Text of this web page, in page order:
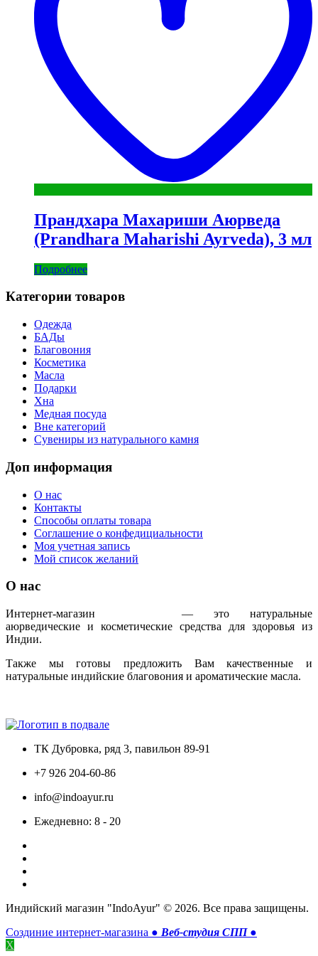
Прандхара Махариши Аюрведа
(Prandhara Maharishi Ayrveda), 3 мл
Подробнее
Категории товаров
Одежда
БАДы
Благовония
Косметика
Масла
Подарки
Хна
Медная посуда
Вне категорий
Сувениры из натурального камня
Доп информация
О нас
Контакты
Способы оплаты товара
Соглашение о конфедициальности
Моя учетная запись
Мой список желаний
О нас
Интернет-магазин
— это натуральные
аюрведические и косметические средства для здоровья из
Индии.
Также мы готовы предложить Вам качественные и
натуральные индийские благовония и ароматические масла.
ТК Дубровка, ряд 3, павильон 89-91
+7 926 204-60-86
info@indoayur.ru
Ежедневно: 8 - 20
Индийский магазин "IndoAyur" © 2026. Все права защищены.
Создиние интернет-магазина ● Веб-студия СПП●
X